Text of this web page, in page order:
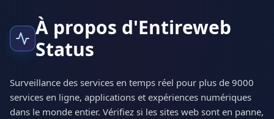
À propos d'Entireweb
Status
Surveillance des services en temps réel pour plus de 9000
services en ligne, applications et expériences numériques
dans le monde entier. Vérifiez si les sites web sont en panne,